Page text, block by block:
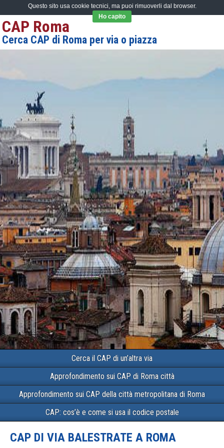
CAP Roma
Cerca CAP di Roma per via o piazza
Cerca il CAP di un’altra via
Approfondimento sui CAP di Roma città
Approfondimento sui CAP della città metropolitana di Roma
CAP: cos’è e come si usa il codice postale
CAP DI VIA BALESTRATE A ROMA
Questo sito usa cookie tecnici, ma puoi rimuoverli dal browser.
Ho capito